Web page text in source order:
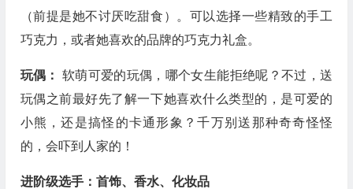
（前提是她不讨厌吃甜食）。可以选择一些精致的手工
巧克力，或者她喜欢的品牌的巧克力礼盒。
玩偶： 软萌可爱的玩偶，哪个女生能拒绝呢？不过，送
玩偶之前最好先了解一下她喜欢什么类型的，是可爱的
小熊，还是搞怪的卡通形象？千万别送那种奇奇怪怪
的，会吓到人家的！
进阶级选手：首饰、香水、化妆品